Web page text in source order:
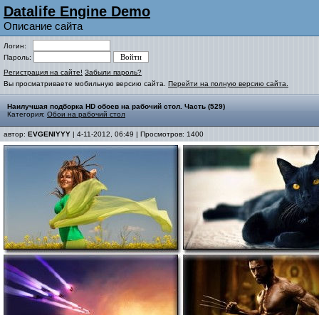
Datalife Engine Demo
Описание сайта
Логин:
Пароль:
Регистрация на сайте! Забыли пароль?
Вы просматриваете мобильную версию сайта. Перейти на полную версию сайта.
Наилучшая подборка HD обоев на рабочий стол. Часть (529)
Категория: Обои на рабочий стол
автор: EVGENIYYY | 4-11-2012, 06:49 | Просмотров: 1400